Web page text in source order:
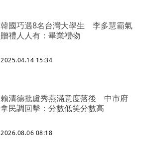
韓國巧遇8名台灣大學生 李多慧霸氣
贈禮人人有：畢業禮物
2025.04.14 15:34
賴清德批盧秀燕滿意度落後 中市府
拿民調回擊：分數低笑分數高
2026.08.06 08:18